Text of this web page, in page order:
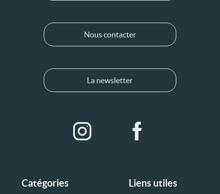
Catégories Liens utiles
Nous contacter
La newsletter